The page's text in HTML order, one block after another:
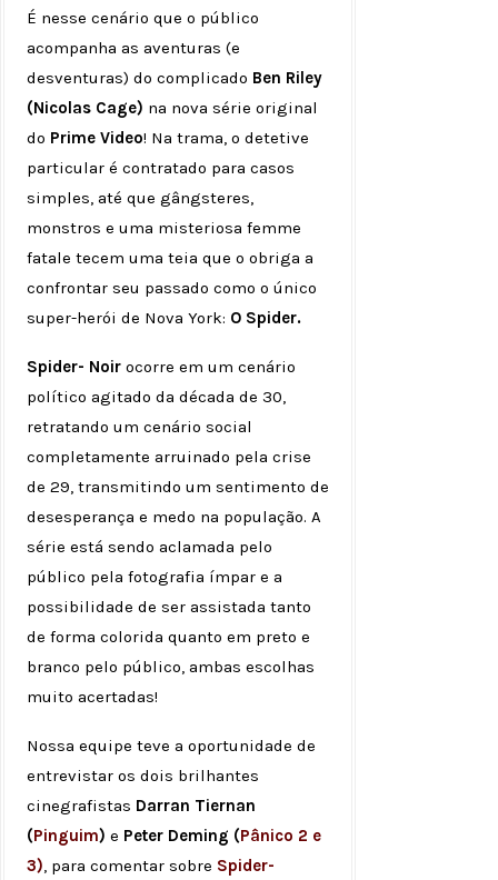
É nesse cenário que o público
acompanha as aventuras (e
desventuras) do complicado Ben Riley
(Nicolas Cage) na nova série original
do Prime Video! Na trama, o detetive
particular é contratado para casos
simples, até que gângsteres,
monstros e uma misteriosa femme
fatale tecem uma teia que o obriga a
confrontar seu passado como o único
super-herói de Nova York: O Spider.
Spider- Noir ocorre em um cenário
político agitado da década de 30,
retratando um cenário social
completamente arruinado pela crise
de 29, transmitindo um sentimento de
desesperança e medo na população. A
série está sendo aclamada pelo
público pela fotografia ímpar e a
possibilidade de ser assistada tanto
de forma colorida quanto em preto e
branco pelo público, ambas escolhas
muito acertadas!
Nossa equipe teve a oportunidade de
entrevistar os dois brilhantes
cinegrafistas Darran Tiernan
(Pinguim) e Peter Deming (Pânico 2 e
3), para comentar sobre Spider-